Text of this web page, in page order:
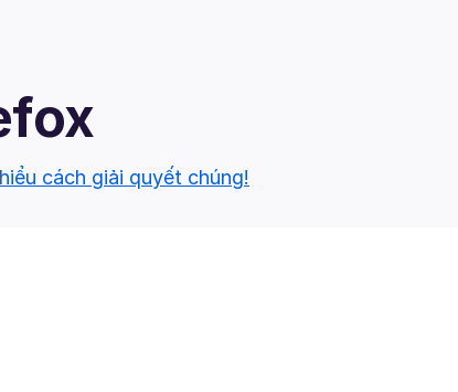
cách giải quyết chúng!